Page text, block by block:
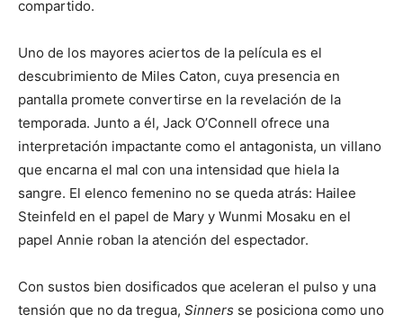
compartido.
Uno de los mayores aciertos de la película es el
descubrimiento de Miles Caton, cuya presencia en
pantalla promete convertirse en la revelación de la
temporada. Junto a él, Jack O’Connell ofrece una
interpretación impactante como el antagonista, un villano
que encarna el mal con una intensidad que hiela la
sangre. El elenco femenino no se queda atrás: Hailee
Steinfeld en el papel de Mary y Wunmi Mosaku en el
papel Annie roban la atención del espectador.
Con sustos bien dosificados que aceleran el pulso y una
tensión que no da tregua, Sinners se posiciona como uno